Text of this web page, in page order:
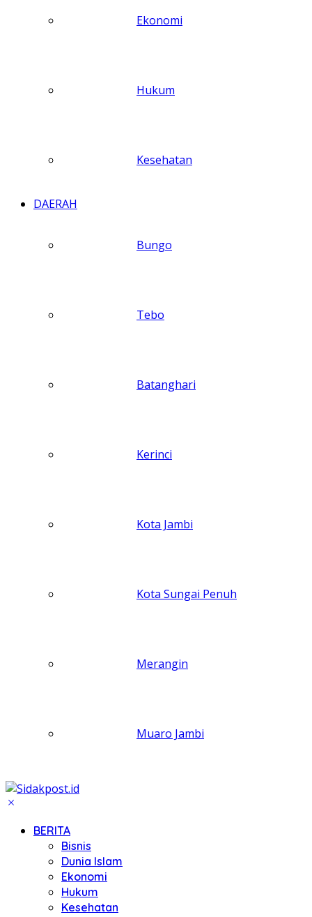
Ekonomi
Hukum
Kesehatan
DAERAH
Bungo
Tebo
Batanghari
Kerinci
Kota Jambi
Kota Sungai Penuh
Merangin
Muaro Jambi
BERITA
Bisnis
Dunia Islam
Ekonomi
Hukum
Kesehatan